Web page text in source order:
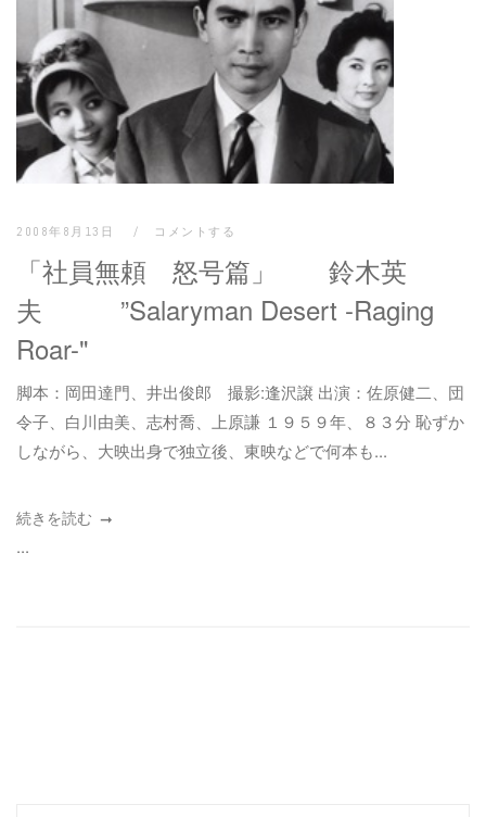
2008年8月13日 コメントする
「社員無頼 怒号篇」 鈴木英
夫 ”Salaryman Desert -Raging
Roar-"
脚本：岡田達門、井出俊郎 撮影:逢沢譲 出演：佐原健二、団
令子、白川由美、志村喬、上原謙 １９５９年、８３分 恥ずか
しながら、大映出身で独立後、東映などで何本も...
続きを読む
...